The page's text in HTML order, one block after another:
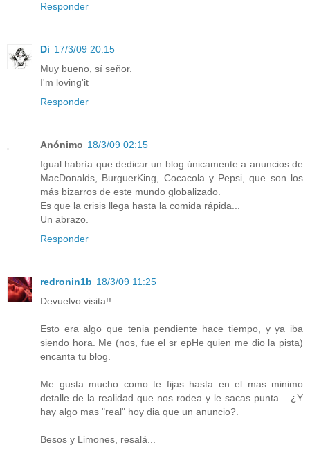
Responder
Di 17/3/09 20:15
Muy bueno, sí señor.
I'm loving'it
Responder
Anónimo 18/3/09 02:15
Igual habría que dedicar un blog únicamente a anuncios de
MacDonalds, BurguerKing, Cocacola y Pepsi, que son los
más bizarros de este mundo globalizado.
Es que la crisis llega hasta la comida rápida...
Un abrazo.
Responder
redronin1b 18/3/09 11:25
Devuelvo visita!!
Esto era algo que tenia pendiente hace tiempo, y ya iba
siendo hora. Me (nos, fue el sr epHe quien me dio la pista)
encanta tu blog.
Me gusta mucho como te fijas hasta en el mas minimo
detalle de la realidad que nos rodea y le sacas punta... ¿Y
hay algo mas "real" hoy dia que un anuncio?.
Besos y Limones, resalá...